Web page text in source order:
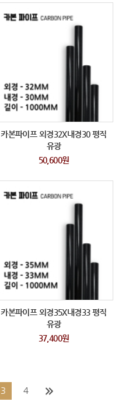
카본파이프 외경32X내경30 평직
유광
50,600원
카본파이프 외경35X내경33 평직
유광
37,400원
3 4